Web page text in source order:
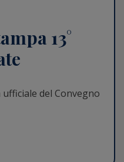
13°
del Convegno